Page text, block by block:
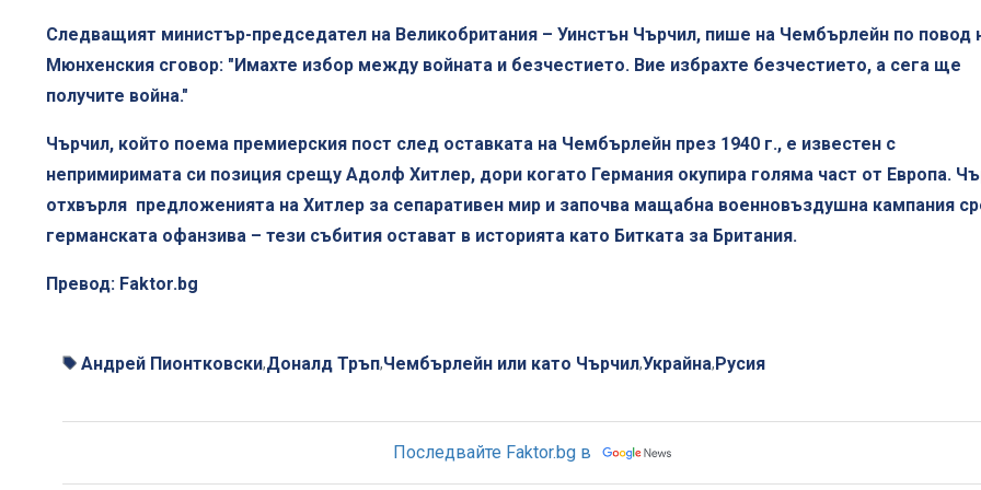
Следващият министър-председател на Великобритания – Уинстън Чърчил, пише на Чембърлейн по повод
Мюнхенския сговор: "Имахте избор между войната и безчестието. Вие избрахте безчестието, а сега ще
получите война."
Чърчил, който поема премиерския пост след оставката на Чембърлейн през 1940 г., е известен с
непримиримата си позиция срещу Адолф Хитлер, дори когато Германия окупира голяма част от Европа.
отхвърля предложенията на Хитлер за сепаративен мир и започва мащабна военновъздушна кампания
германската офанзива – тези събития остават в историята като Битката за Британия.
Превод: Faktor.bg
Андрей Пионтковски,Доналд Тръп,Чембърлейн или като Чърчил,Украйна,Русия
Последвайте Faktor.bg в